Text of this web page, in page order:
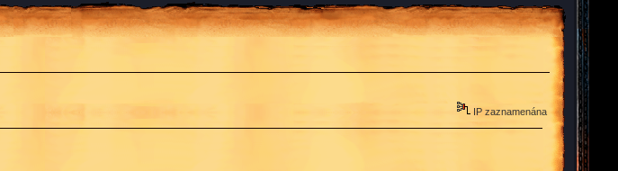
IP zaznamenána